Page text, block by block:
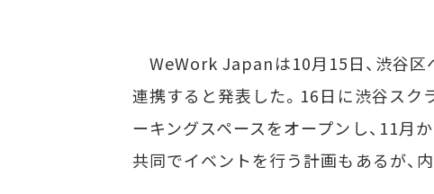
WeWork Japanは10月15日、渋谷区
連携すると発表した。16日に渋谷スク
ーキングスペースをオープンし、11月
共同でイベントを行う計画もあるが、